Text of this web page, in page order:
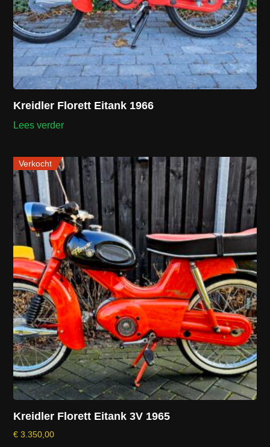
Kreidler Florett Eitank 1966
Lees verder
Verkocht
Kreidler Florett Eitank 3V 1965
€ 3.350,00